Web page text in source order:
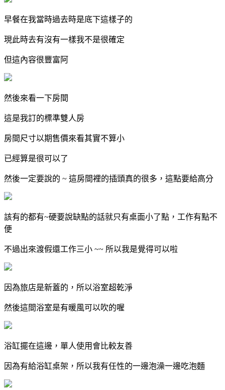
早餐在我當時過去時是底下這樣子的
現此時去有沒有一樣我不是很確定
但這內容很豐富阿
然後來看一下房間
這是我訂的標準雙人房
房間尺寸以期售價來看其實不算小
已經算是很可以了
然後一定要說的 ~ 這房間裡的插頭真的很多，這點要給高分
該有的都有~硬要說缺點的話就只有桌面小了點，工作有點不
便
不過出來渡假還工作三小 ~~ 所以我是覺得可以啦
因為旅店是新蓋的，所以浴室超乾淨
然後這間浴室是有暖風可以吹的喔
浴缸擺在這邊，單人使用會比較友善
因為有給浴缸桌架，所以我有任性的一邊泡澡一邊吃泡麵